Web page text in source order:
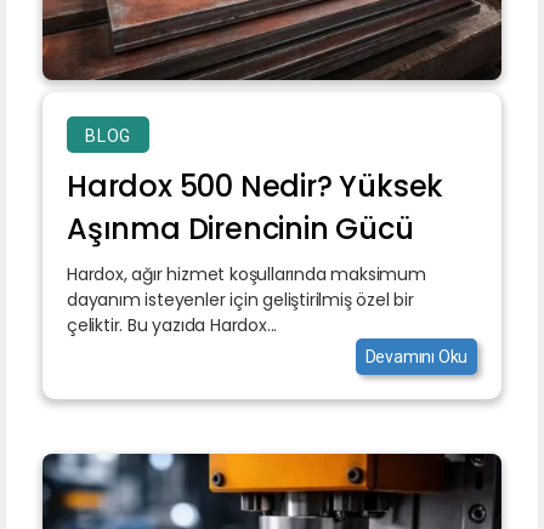
BLOG
Hardox 500 Nedir? Yüksek
Aşınma Direncinin Gücü
Hardox, ağır hizmet koşullarında maksimum
dayanım isteyenler için geliştirilmiş özel bir
çeliktir. Bu yazıda Hardox...
Devamını Oku